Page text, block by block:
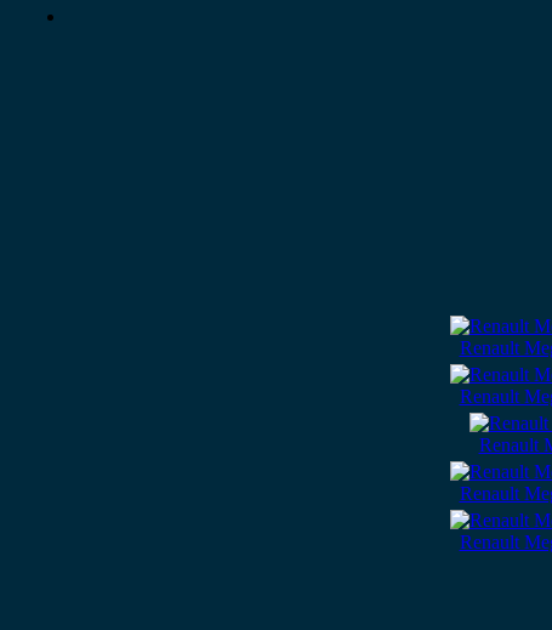
Renault
Renault
Renault
Renault
Renault